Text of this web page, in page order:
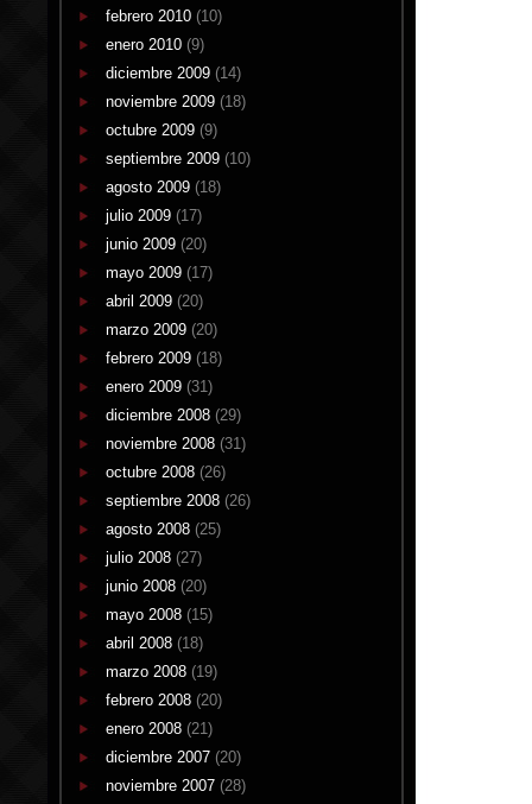
febrero 2010 (10)
enero 2010 (9)
diciembre 2009 (14)
noviembre 2009 (18)
octubre 2009 (9)
septiembre 2009 (10)
agosto 2009 (18)
julio 2009 (17)
junio 2009 (20)
mayo 2009 (17)
abril 2009 (20)
marzo 2009 (20)
febrero 2009 (18)
enero 2009 (31)
diciembre 2008 (29)
noviembre 2008 (31)
octubre 2008 (26)
septiembre 2008 (26)
agosto 2008 (25)
julio 2008 (27)
junio 2008 (20)
mayo 2008 (15)
abril 2008 (18)
marzo 2008 (19)
febrero 2008 (20)
enero 2008 (21)
diciembre 2007 (20)
noviembre 2007 (28)